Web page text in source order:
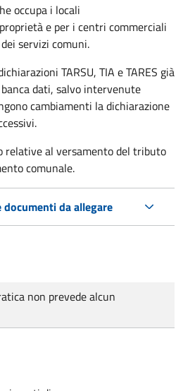
occupa i locali
e per i centri commerciali
servizi comuni.
TARSU, TIA e TARES già
dati, salvo intervenute
cambiamenti la dichiarazione
relative al versamento del tributo
comunale.
da allegare
non prevede alcun